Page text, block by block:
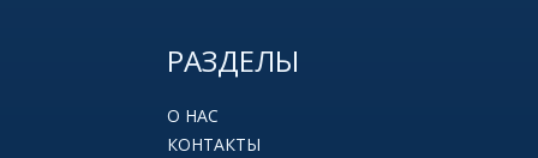
РАЗДЕЛЫ
О НАС
КОНТАКТЫ